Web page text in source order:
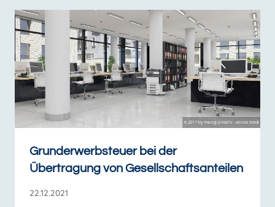
Grunderwerbsteuer bei der
Übertragung von Gesellschaftsanteilen
22.12.2021